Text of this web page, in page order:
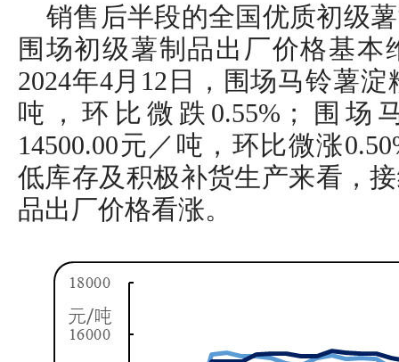
销售后半段的全国优质初级
围场初级薯制品出厂价格基本
2024年4月12日，围场马铃薯
吨，环比微跌0.55%；围场
14500.00元／吨，环比微涨
低库存及积极补货生产来看，
品出厂价格看涨。